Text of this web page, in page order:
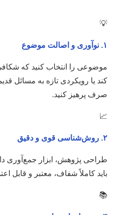
💡
۱. نوآوری و اصالت موضوع
موضوعی را انتخاب کنید که
کند یا رویکردی تازه به مسائل
صرف پرهیز کنید.
📈
۲. روش‌شناسی قوی و دقیق
طراحی پژوهش، ابزار جمع‌آوری
باید کاملاً شفاف، معتبر و قابل
📚